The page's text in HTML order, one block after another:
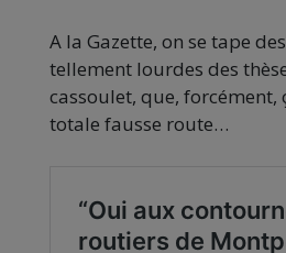
A la Gazette, on se tape
tellement lourdes des
cassoulet, que,
totale fausse route…